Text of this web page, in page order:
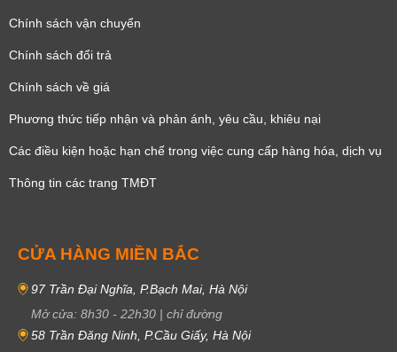
Chính sách vận chuyển
Chính sách đổi trả
Chính sách về giá
Phương thức tiếp nhận và phản ánh, yêu cầu, khiêu nại
Các điều kiện hoặc hạn chế trong việc cung cấp hàng hóa, dịch vụ
Thông tin các trang TMĐT
CỬA HÀNG MIỀN BẮC
97 Trần Đại Nghĩa, P.Bạch Mai, Hà Nội
Mở cửa: 8h30 - 22h30 | chỉ đường
58 Trần Đăng Ninh, P.Cầu Giấy, Hà Nội